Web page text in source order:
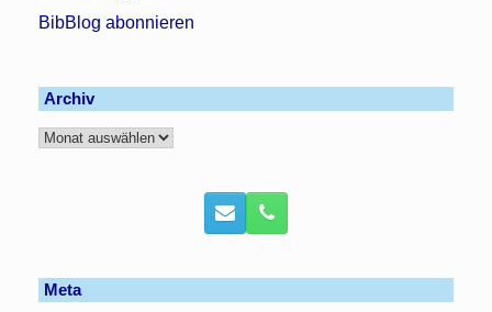
BibBlog abonnieren
Archiv
Archiv
Meta